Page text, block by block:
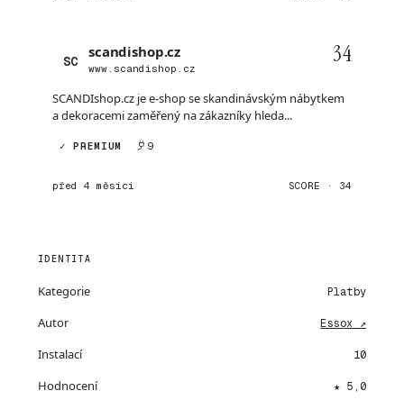
SC
scandishop.cz
www.scandishop.cz
34
SCANDIshop.cz je e-shop se skandinávským nábytkem
a dekoracemi zaměřený na zákazníky hleda...
✓ PREMIUM 9
před 4 měsíci SCORE · 34
IDENTITA
Kategorie Platby
Autor Essox ↗
Instalací 10
Hodnocení ★ 5,0